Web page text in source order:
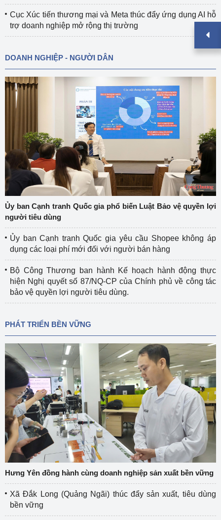
Cục Xúc tiến thương mại và Meta thúc đẩy ứng dụng AI hỗ
trợ doanh nghiệp mở rộng thị trường
DOANH NGHIỆP - NGƯỜI DÂN
Ủy ban Cạnh tranh Quốc gia phổ biến Luật Bảo vệ quyền lợi
người tiêu dùng
Ủy ban Cạnh tranh Quốc gia yêu cầu Shopee không áp
dụng các loại phí mới đối với người bán hàng
Bộ Công Thương ban hành Kế hoạch hành động thực
hiện Nghị quyết số 87/NQ-CP của Chính phủ về công tác
bảo vệ quyền lợi người tiêu dùng.
PHÁT TRIỂN BỀN VỮNG
Hưng Yên đồng hành cùng doanh nghiệp sản xuất bền vững
Xã Đắk Long (Quảng Ngãi) thúc đẩy sản xuất, tiêu dùng
bền vững